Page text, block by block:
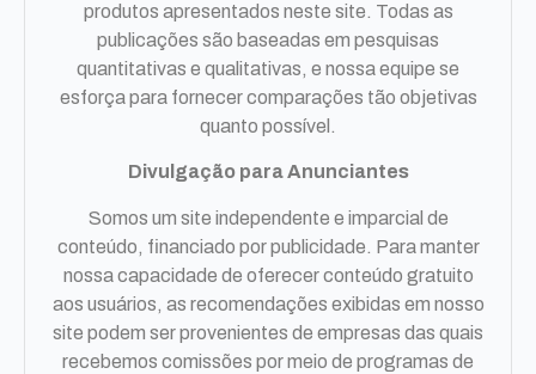
produtos apresentados neste site. Todas as
publicações são baseadas em pesquisas
quantitativas e qualitativas, e nossa equipe se
esforça para fornecer comparações tão objetivas
quanto possível.
Divulgação para Anunciantes
Somos um site independente e imparcial de
conteúdo, financiado por publicidade. Para manter
nossa capacidade de oferecer conteúdo gratuito
aos usuários, as recomendações exibidas em nosso
site podem ser provenientes de empresas das quais
recebemos comissões por meio de programas de